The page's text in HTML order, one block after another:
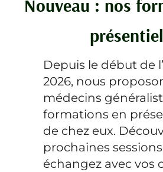
Nouveau : nos
Depuis le début de
2026, nous
médecins
formations en
de chez eux.
prochaines
échangez avec vos